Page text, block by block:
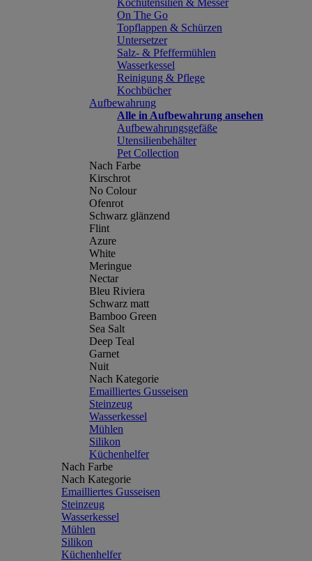
Kochutensilien & Messer
On The Go
Topflappen & Schürzen
Untersetzer
Salz- & Pfeffermühlen
Wasserkessel
Reinigung & Pflege
Kochbücher
Aufbewahrung
Alle in Aufbewahrung ansehen
Aufbewahrungsgefäße
Utensilienbehälter
Pet Collection
Nach Farbe
Kirschrot
No Colour
Ofenrot
Schwarz glänzend
Flint
Azure
White
Meringue
Nectar
Bleu Riviera
Schwarz matt
Bamboo Green
Sea Salt
Deep Teal
Garnet
Nuit
Nach Kategorie
Emailliertes Gusseisen
Steinzeug
Wasserkessel
Mühlen
Silikon
Küchenhelfer
Nach Farbe
Nach Kategorie
Emailliertes Gusseisen
Steinzeug
Wasserkessel
Mühlen
Silikon
Küchenhelfer